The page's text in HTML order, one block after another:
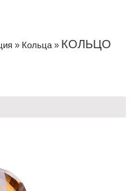
» Кольца » КОЛЬЦО